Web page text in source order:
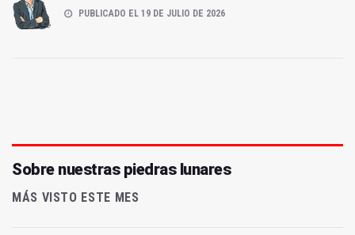
PUBLICADO EL 19 DE JULIO DE 2026
Sobre nuestras piedras lunares
MÁS VISTO ESTE MES